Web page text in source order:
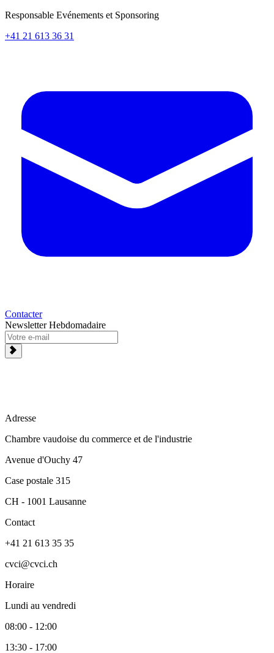
Responsable Evénements et Sponsoring
+41 21 613 36 31
Contacter
Newsletter Hebdomadaire
Adresse
Chambre vaudoise du commerce et de l'industrie
Avenue d'Ouchy 47
Case postale 315
CH - 1001 Lausanne
Contact
+41 21 613 35 35
cvci@cvci.ch
Horaire
Lundi au vendredi
08:00 - 12:00
13:30 - 17:00